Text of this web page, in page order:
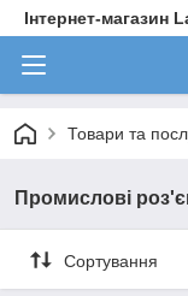
Інтернет-магазин
Товари та
Промислові
Сортування